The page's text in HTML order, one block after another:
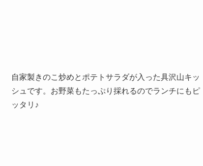
自家製きのこ炒めとポテトサラダが入った具沢山キッ
シュです。お野菜もたっぷり採れるのでランチにもピ
ッタリ♪